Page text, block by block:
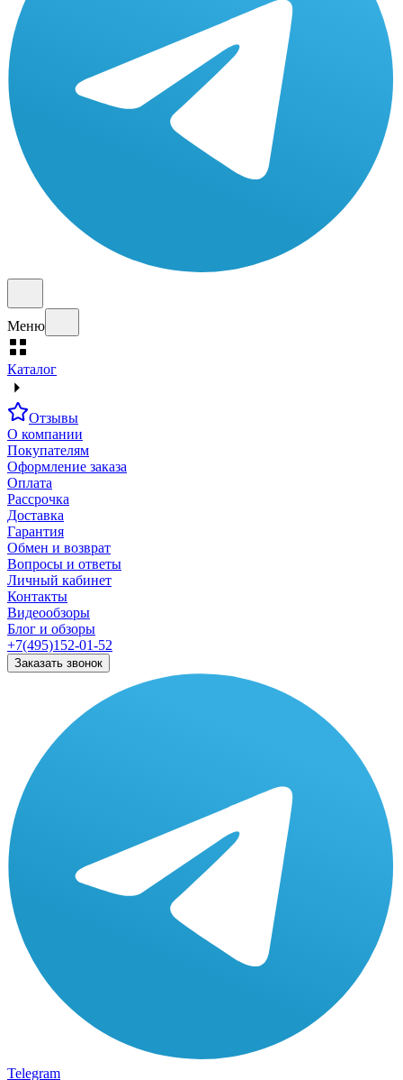
Меню
Каталог
Отзывы
О компании
Покупателям
Оформление заказа
Оплата
Рассрочка
Доставка
Гарантия
Обмен и возврат
Вопросы и ответы
Личный кабинет
Контакты
Видеообзоры
Блог и обзоры
+7(495)152-01-52
Заказать звонок
Telegram